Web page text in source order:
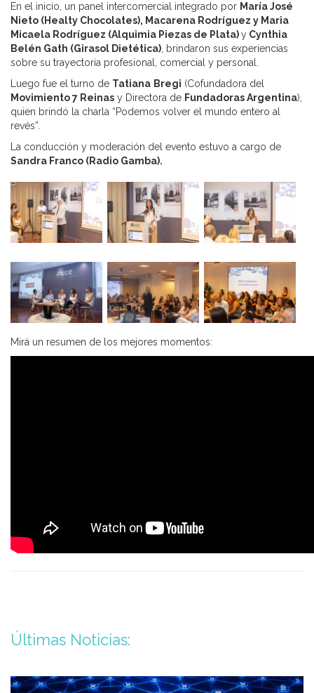
En el inicio, un panel intercomercial integrado por María José
Nieto (Healty Chocolates), Macarena Rodríguez y Maria
Micaela Rodríguez (Alquimia Piezas de Plata)y Cynthia
Belén Gath (Girasol Dietética) , brindaron sus experiencias
sobre su trayectoria profesional, comercial y personal.
Luego fue el turno de Tatiana Bregi (Cofundadora del
Movimiento 7 Reinas y Directora de Fundadoras Argentina),
quien brindó la charla “Podemos volver el mundo entero al
revés”.
La conducción y moderación del evento estuvo a cargo de
Sandra Franco (Radio Gamba).
Mirá un resumen de los mejores momentos:
Últimas Noticias: